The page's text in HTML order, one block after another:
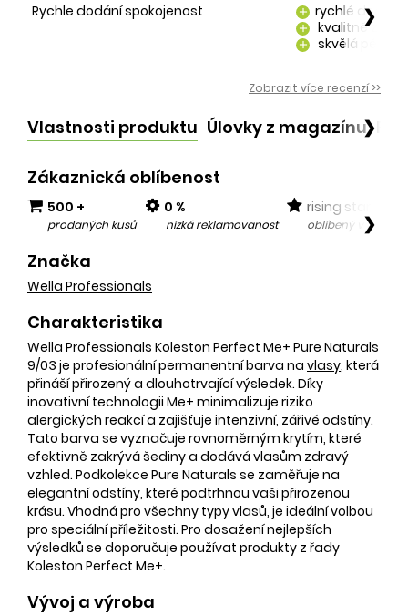
Rychle dodání spokojenost add rychlé dodání
add kvalitně
add skvělá péče o
❯
Zobrazit více recenzí >>
Vlastnosti produktu Úlovky z magazínu❯
Zákaznická oblíbenost
500 +
prodaných kusů
0 %
nízká reklamovanost
rising star
oblíbený v❯
Značka
Wella Professionals
Charakteristika
Wella Professionals Koleston Perfect Me+ Pure Naturals
9/03 je profesionální permanentní barva na vlasy, která
přináší přirozený a dlouhotrvající výsledek. Díky
inovativní technologii Me+ minimalizuje riziko
alergických reakcí a zajišťuje intenzivní, zářivé odstíny.
Tato barva se vyznačuje rovnoměrným krytím, které
efektivně zakrývá šediny a dodává vlasům zdravý
vzhled. Podkolekce Pure Naturals se zaměřuje na
elegantní odstíny, které podtrhnou vaši přirozenou
krásu. Vhodná pro všechny typy vlasů, je ideální volbou
pro speciální příležitosti. Pro dosažení nejlepších
výsledků se doporučuje používat produkty z řady
Koleston Perfect Me+.
Vývoj a výroba